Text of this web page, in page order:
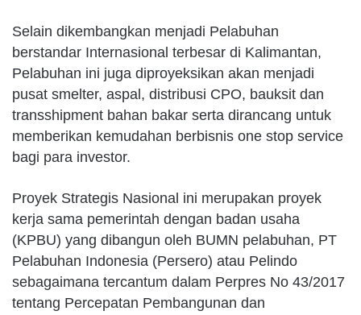
Selain dikembangkan menjadi Pelabuhan
berstandar Internasional terbesar di Kalimantan,
Pelabuhan ini juga diproyeksikan akan menjadi
pusat smelter, aspal, distribusi CPO, bauksit dan
transshipment bahan bakar serta dirancang untuk
memberikan kemudahan berbisnis one stop service
bagi para investor.
Proyek Strategis Nasional ini merupakan proyek
kerja sama pemerintah dengan badan usaha
(KPBU) yang dibangun oleh BUMN pelabuhan, PT
Pelabuhan Indonesia (Persero) atau Pelindo
sebagaimana tercantum dalam Perpres No 43/2017
tentang Percepatan Pembangunan dan